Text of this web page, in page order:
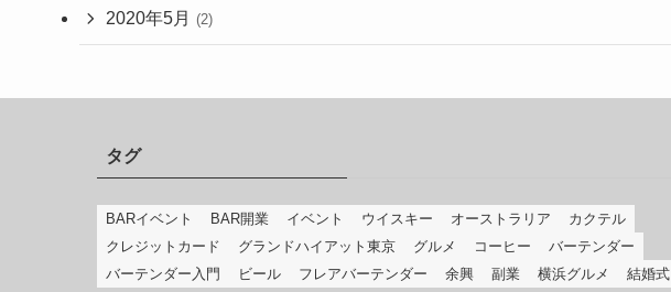
2020年5月 (2)
タグ
BARイベント BAR開業 イベント ウイスキー オーストラリア
カクテル
クレジットカード
グランドハイアット東京 グルメ コーヒー
バーテンダー
バーテンダー入門
ビール フレアバーテンダー 余興 副業 横浜グルメ 結婚式